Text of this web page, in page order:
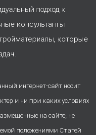
подход к
консультанты
которые
интернет-сайт носит
и ни при каких условиях
на сайте, не
положениями Статей